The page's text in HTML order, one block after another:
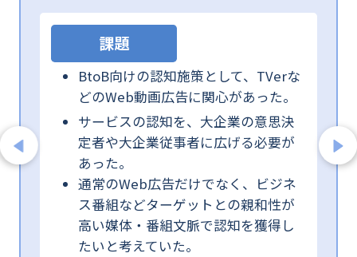
課題
BtoB向けの認知施策として、TVerな
どのWeb動画広告に関心があった。
サービスの認知を、大企業の意思決
定者や大企業従事者に広げる必要が
あった。
通常のWeb広告だけでなく、ビジネ
ス番組などターゲットとの親和性が
高い媒体・番組文脈で認知を獲得し
たいと考えていた。